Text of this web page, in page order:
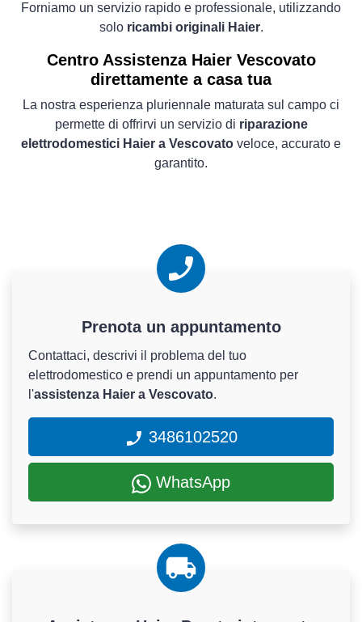
Forniamo un servizio rapido e professionale, utilizzando
solo ricambi originali Haier.
Centro Assistenza Haier Vescovato
direttamente a casa tua
La nostra esperienza pluriennale maturata sul campo ci
permette di offrirvi un servizio di riparazione
elettrodomestici Haier a Vescovato veloce, accurato e
garantito.
Prenota un appuntamento
Contattaci, descrivi il problema del tuo
elettrodomestico e prendi un appuntamento per
l'assistenza Haier a Vescovato.
3486102520
WhatsApp